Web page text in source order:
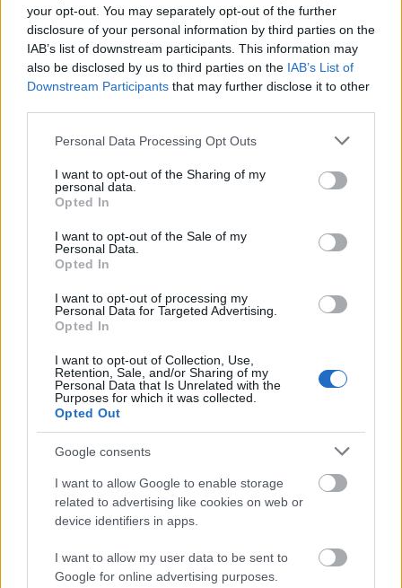
your opt-out. You may separately opt-out of the further
disclosure of your personal information by third parties on the
IAB’s list of downstream participants. This information may
also be disclosed by us to third parties on the IAB’s List of
Downstream Participants that may further disclose it to other
Please note that this website/app uses one or more Google
not limited to your visit or usage behaviour. You may click to
grant or deny consent to Google and its third-party tags to
use your data for below specified purposes in below Google
consent section.
Personal Data Processing Opt Outs
I want to opt-out of the Sharing of my
personal data.
Opted In
I want to opt-out of the Sale of my
Personal Data.
Opted In
I want to opt-out of processing my
Personal Data for Targeted Advertising.
Opted In
I want to opt-out of Collection, Use,
Retention, Sale, and/or Sharing of my
Personal Data that Is Unrelated with the
Purposes for which it was collected.
Opted Out
Google consents
I want to allow Google to enable storage
related to advertising like cookies on web or
device identifiers in apps.
I want to allow my user data to be sent to
Google for online advertising purposes.
Még akkor is, ha a Pathétique a levesbe megy.
Áldozata az első műsorszám voltának, nem is kell
négy csúcspont egy koncertre, valahonnét valahová
szeretnénk eljutni, nem szökellni. De azért kár érte.
Játszik, megszólal a mű, de a formátum, a lángolás.
hangerő. Persze, a Beethoven-képünk is lehet avítt,
még mindig a titánt akarja hallani az ember, nem
Eroica-variációk. Mikor hall ilyet az ember? De akar-
mint aki ezt akarta mondani, de…
A „de” a második részben még erőteljesebbé válik.
Őrületes zongorázás, ámulat és lenyűgöződés, és
dolgozik közben ez a kérdés: mi végre is? Hogy a fiú,
aki azért most már felnőtt, és tényleg azóta is úgy
zongorázik, ahogy alig-alig valaki a világban, vagy
akár a világtörténelemben, olyan távol van, annyira
messzire került, mintha beültették volna egy
űrhajóba, és kiküldték volna a csillagközi térbe. A
naprendszer határáról még visszanéz, és eljátszik
néhány Beethoven-szonátát. Fehér kendőkkel
integetünk neki, mint…
Úgy, ahogy Beethovennek integettek a 9. szimfónia